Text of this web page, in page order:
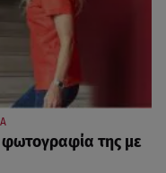
της με